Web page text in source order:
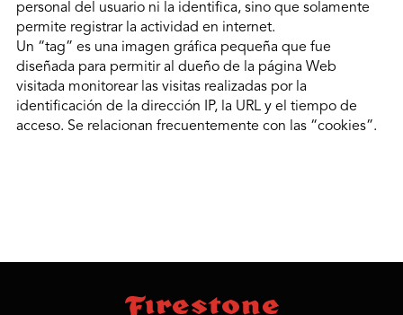
personal del usuario ni la identifica, sino que solamente
permite registrar la actividad en internet.
Un “tag” es una imagen gráfica pequeña que fue
diseñada para permitir al dueño de la página Web
visitada monitorear las visitas realizadas por la
identificación de la dirección IP, la URL y el tiempo de
acceso. Se relacionan frecuentemente con las “cookies”.